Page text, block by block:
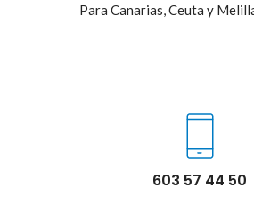
Para Canarias, Ceuta y
603 57 44 50